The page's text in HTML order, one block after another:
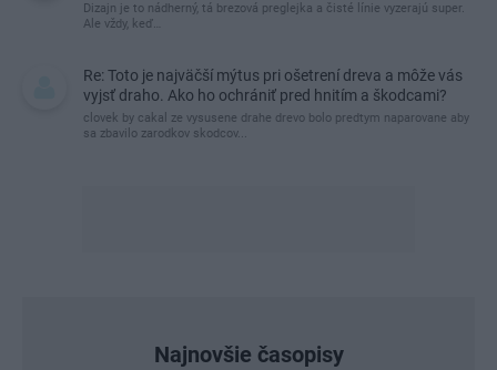
Dizajn je to nádherný, tá brezová preglejka a čisté línie vyzerajú super.
Ale vždy, keď…
Re: Toto je najväčší mýtus pri ošetrení dreva a môže vás
vyjsť draho. Ako ho ochrániť pred hnitím a škodcami?
clovek by cakal ze vysusene drahe drevo bolo predtym naparovane aby
sa zbavilo zarodkov skodcov...
Najnovšie časopisy